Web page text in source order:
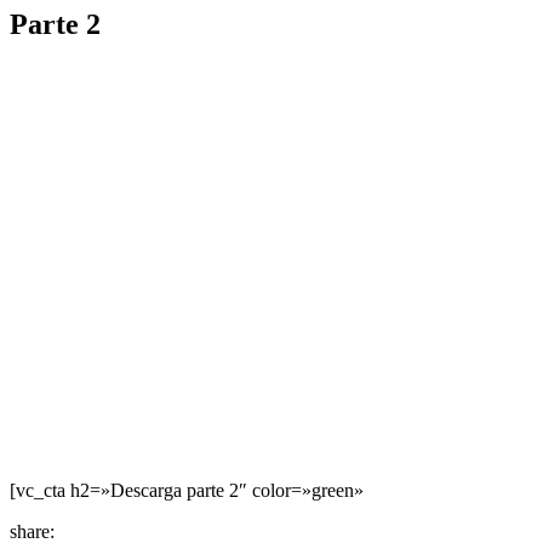
Parte 2
[vc_cta h2=»Descarga parte 2″ color=»green»
share: